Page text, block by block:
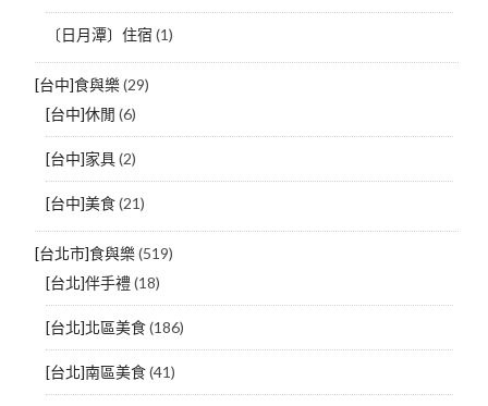
〔日月潭〕住宿 (1)
[台中]食與樂(29)
[台中]休閒 (6)
[台中]家具(2)
[台中]美食(21)
[台北市]食與樂(519)
[台北]伴手禮(18)
[台北]北區美食(186)
[台北]南區美食(41)